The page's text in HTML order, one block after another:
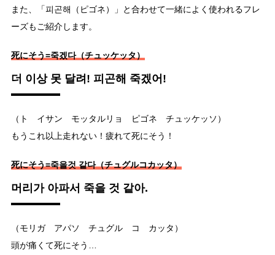
また、「피곤해（ピゴネ）」と合わせて一緒によく使われるフレ
ーズもご紹介します。
死にそう=죽겠다（チュッケッタ）
더 이상 못 달려! 피곤해 죽겠어!
（ト イサン モッタルリョ ピゴネ チュッケッソ）
もうこれ以上走れない！疲れて死にそう！
死にそう=죽을것 같다（チュグルコカッタ）
머리가 아파서 죽을 것 같아.
（モリガ アパソ チュグル コ カッタ）
頭が痛くて死にそう…